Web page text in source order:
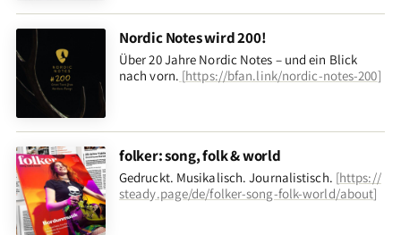
Nordic Notes wird 200!
Über 20 Jahre Nordic Notes – und ein Blick
nach vorn. [https://bfan.link/nordic-notes-200]
folker: song, folk & world
Gedruckt. Musikalisch. Journalistisch. [https://
steady.page/de/folker-song-folk-world/about]